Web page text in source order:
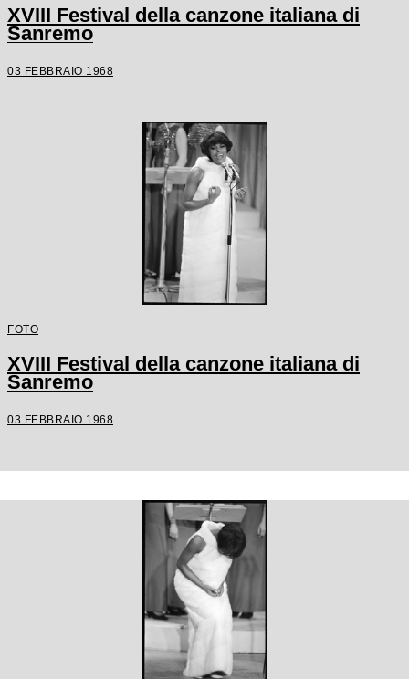
XVIII Festival della canzone italiana di
Sanremo
03 FEBBRAIO 1968
FOTO
XVIII Festival della canzone italiana di
Sanremo
03 FEBBRAIO 1968